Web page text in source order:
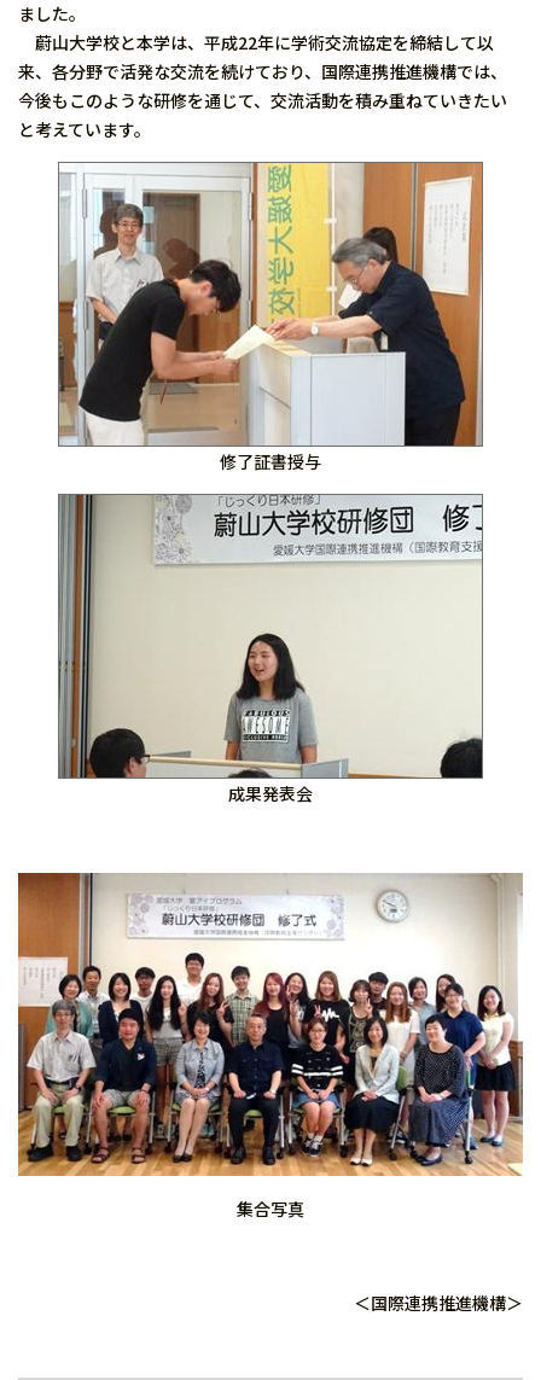
ました。
蔚山大学校と本学は、平成22年に学術交流協定を締結して以
来、各分野で活発な交流を続けており、国際連携推進機構では、
今後もこのような研修を通じて、交流活動を積み重ねていきたい
と考えています。
修了証書授与
成果発表会
集合写真
＜国際連携推進機構＞